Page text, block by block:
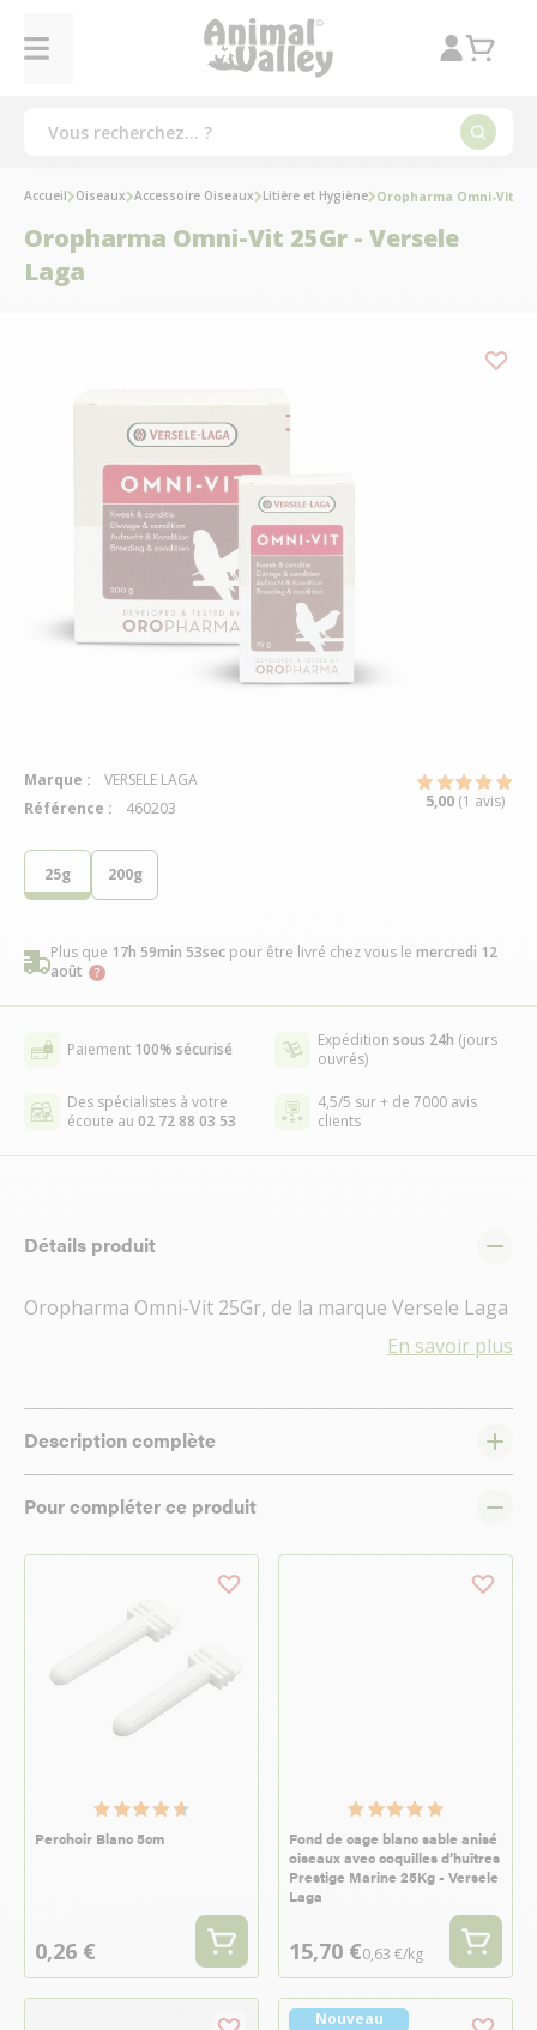
25g 200g
Plus que 17h 59min 52sec pour être livré chez vous le mercredi 12
août
Paiement 100% sécurisé Expédition sous 24h (jours
ouvrés)
Des spécialistes à votre
écoute au 02 72 88 03 53
4,5/5 sur + de 7000 avis
clients
Détails produit
Oropharma Omni-Vit 25Gr, de la marque Versele Laga
En savoir plus
Description complète
Pour compléter ce produit
Perchoir Blanc 5cm
0,26 €
Fond de cage blanc sable anisé
oiseaux avec coquilles d’huîtres
Prestige Marine 25Kg - Versele
Laga
15,70 €0,63 €/kg
Nouveau
Accueil Oiseaux Accessoire Oiseaux Litière et Hygiène Oropharma Omni-Vit
Oropharma Omni-Vit 25Gr - Versele
Laga
Marque :
VERSELE LAGA
Référence :
460203 5,00 (1 avis)